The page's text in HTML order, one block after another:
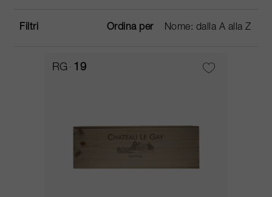
Filtri Ordina per
RG 19